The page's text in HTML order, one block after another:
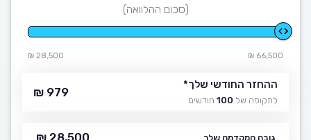
(סכום ההלוואה)
66,500 ₪
28,500 ₪
ההחזר החודשי שלך*
לתקופה של 100 חודשים
979 ₪
גובה המקדמה שלך 28,500 ₪